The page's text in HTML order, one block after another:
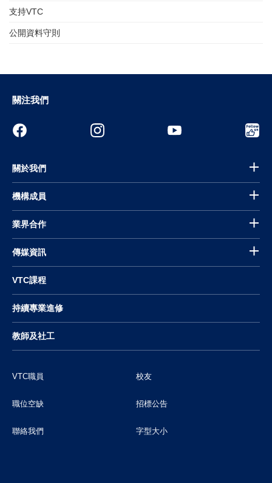
支持VTC
公開資料守則
關注我們
關於我們
機構成員
業界合作
傳媒資訊
VTC課程
持續專業進修
教師及社工
VTC職員 校友
職位空缺 招標公告
聯絡我們 字型大小